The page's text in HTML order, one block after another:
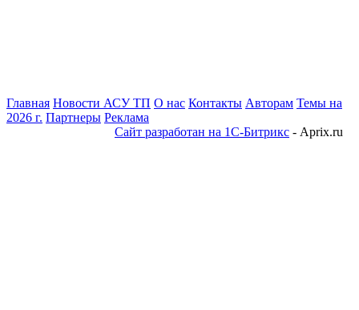
Главная Новости АСУ ТП О нас Контакты Авторам Темы на
2026 г. Партнеры Реклама
Сайт разработан на 1С-Битрикс - Aprix.ru